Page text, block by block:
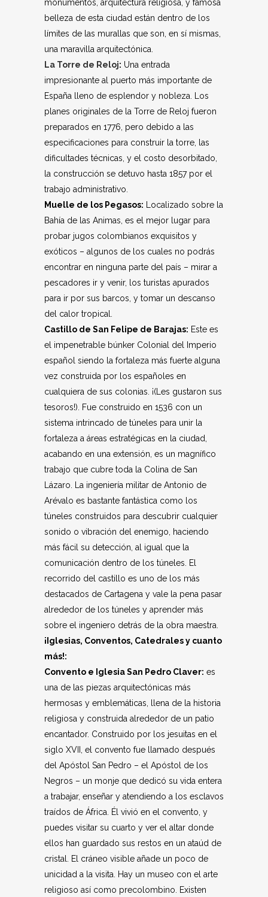
monumentos, arquitectura religiosa, y famosa
belleza de esta ciudad están dentro de los
límites de las murallas que son, en sí mismas,
una maravilla arquitectónica.
La Torre de Reloj: Una entrada
impresionante al puerto más importante de
España lleno de esplendor y nobleza. Los
planes originales de la Torre de Reloj fueron
preparados en 1776, pero debido a las
especificaciones para construir la torre, las
dificultades técnicas, y el costo desorbitado,
la construcción se detuvo hasta 1857 por el
trabajo administrativo.
Muelle de los Pegasos: Localizado sobre la
Bahía de las Animas, es el mejor lugar para
probar jugos colombianos exquisitos y
exóticos – algunos de los cuales no podrás
encontrar en ninguna parte del país – mirar a
pescadores ir y venir, los turistas apurados
para ir por sus barcos, y tomar un descanso
del calor tropical.
Castillo de San Felipe de Barajas: Este es
el impenetrable búnker Colonial del Imperio
español siendo la fortaleza más fuerte alguna
vez construida por los españoles en
cualquiera de sus colonias. ¡(Les gustaron sus
tesoros!). Fue construido en 1536 con un
sistema intrincado de túneles para unir la
fortaleza a áreas estratégicas en la ciudad,
acabando en una extensión, es un magnífico
trabajo que cubre toda la Colina de San
Lázaro. La ingeniería militar de Antonio de
Arévalo es bastante fantástica como los
túneles construidos para descubrir cualquier
sonido o vibración del enemigo, haciendo
más fácil su detección, al igual que la
comunicación dentro de los túneles. El
recorrido del castillo es uno de los más
destacados de Cartagena y vale la pena pasar
alrededor de los túneles y aprender más
sobre el ingeniero detrás de la obra maestra.
¡Iglesias, Conventos, Catedrales y cuanto
más!:
Convento e Iglesia San Pedro Claver: es
una de las piezas arquitectónicas más
hermosas y emblemáticas, llena de la historia
religiosa y construida alrededor de un patio
encantador. Construido por los jesuitas en el
siglo XVII, el convento fue llamado después
del Apóstol San Pedro – el Apóstol de los
Negros – un monje que dedicó su vida entera
a trabajar, enseñar y atendiendo a los esclavos
traídos de África. Él vivió en el convento, y
puedes visitar su cuarto y ver el altar donde
ellos han guardado sus restos en un ataúd de
cristal. El cráneo visible añade un poco de
unicidad a la visita. Hay un museo con el arte
religioso así como precolombino. Existen